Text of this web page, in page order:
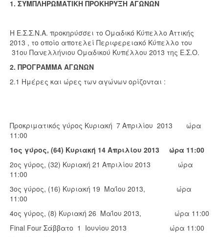
1. ΣΥΜΠΛΗΡΩΜΑΤΙΚΗ ΠΡΟΚΗΡΥΞΗ ΑΓΩΝΩΝ
Η Ε.Σ.Σ.Ν.Α. προκηρύσσει το Ομαδικό Κύπελλο Αττικής
2013 , το οποίο αποτελεί Περιφερειακό Κύπελλο του
31ου Πανελλήνιου Ομαδικού Κυπέλλου 2013 της Ε.Σ.Ο.
2. ΠΡΟΓΡΑΜΜΑ ΑΓΩΝΩΝ
2.1 Ημέρες και ώρες των αγώνων ορίζονται :
Προκριματικός γύρος Κυριακή 7 Απριλίου 2013 ώρα
11:00
1ος γύρος, (64) Κυριακή 14 Απριλίου 2013 ώρα 11:00
2ος γύρος, (32) Κυριακή 21 Απριλίου 2013 ώρα
11:00
3ος γύρος, (16) Κυριακή 19 Μαΐου 2013, ώρα
11:00
4ος γύρος, (8) Κυριακή 26 Μαΐου 2013, ώρα 11:00
Final Four Σάββατο 1 Ιουνίου 2013 ώρα 11:00